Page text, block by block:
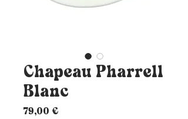
Chapeau Pharrell
Blanc
79,00 €